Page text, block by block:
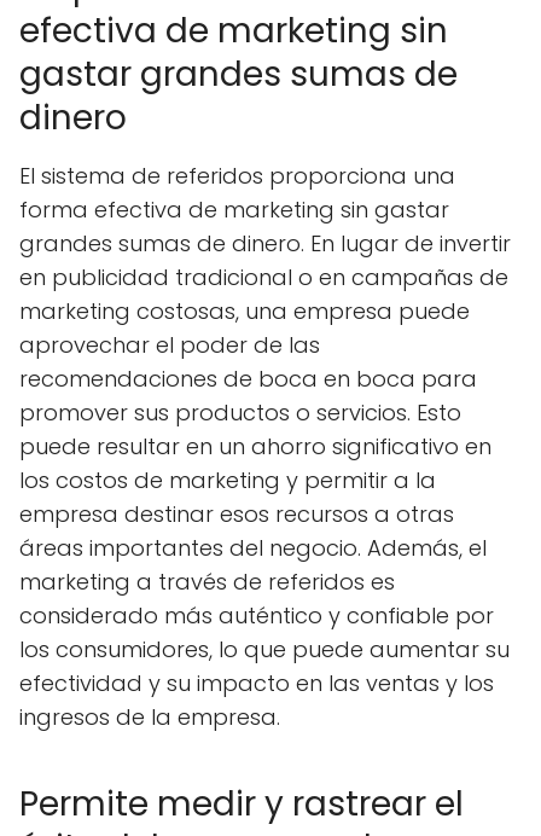
efectiva de marketing sin
gastar grandes sumas de
dinero
El sistema de referidos proporciona una
forma efectiva de marketing sin gastar
grandes sumas de dinero. En lugar de invertir
en publicidad tradicional o en campañas de
marketing costosas, una empresa puede
aprovechar el poder de las
recomendaciones de boca en boca para
promover sus productos o servicios. Esto
puede resultar en un ahorro significativo en
los costos de marketing y permitir a la
empresa destinar esos recursos a otras
áreas importantes del negocio. Además, el
marketing a través de referidos es
considerado más auténtico y confiable por
los consumidores, lo que puede aumentar su
efectividad y su impacto en las ventas y los
ingresos de la empresa.
Permite medir y rastrear el